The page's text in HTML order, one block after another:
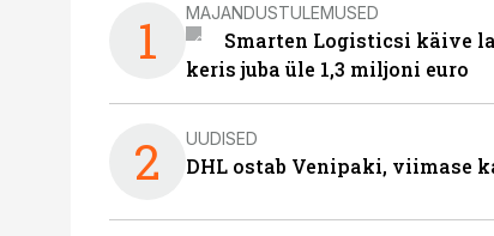
1 MAJANDUSTULEMUSED
Smarten Logisticsi käive
keris juba üle 1,3 miljoni euro
2 UUDISED
DHL ostab Venipaki, viimase